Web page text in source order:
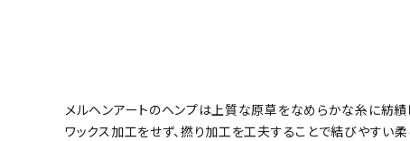
メルヘンアートのヘンプは上質な原草をなめらかな糸に紡績
ワックス加工をせず、撚り加工を工夫することで結びやすい柔